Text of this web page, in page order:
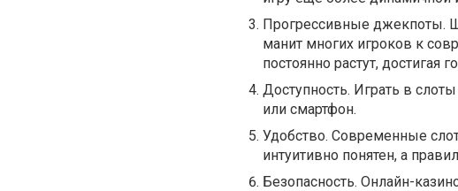
Прогрессивные джекпоты.
манит многих игроков к
постоянно растут, достигая
Доступность. Играть в
или смартфон.
Удобство. Современные
интуитивно понятен, а
Безопасность. Онлайн-